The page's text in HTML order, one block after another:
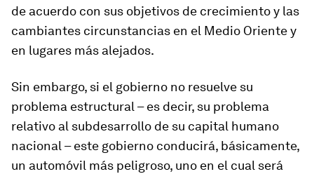
de acuerdo con sus objetivos de crecimiento y las
cambiantes circunstancias en el Medio Oriente y
en lugares más alejados.
Sin embargo, si el gobierno no resuelve su
problema estructural – es decir, su problema
relativo al subdesarrollo de su capital humano
nacional – este gobierno conducirá, básicamente,
un automóvil más peligroso, uno en el cual será